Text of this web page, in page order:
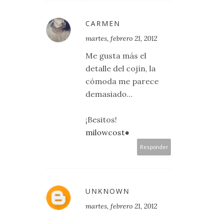
CARMEN
martes, febrero 21, 2012
Me gusta más el
detalle del cojín, la
cómoda me parece
demasiado...
¡Besitos!
milowcost●
Responder
UNKNOWN
martes, febrero 21, 2012